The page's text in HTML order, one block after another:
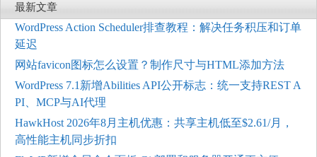
最新文章
WordPress Action Scheduler排查教程：解决任务积压和订单
延迟
网站favicon图标怎么设置？制作尺寸与HTML添加方法
WordPress 7.1新增Abilities API公开标志：统一支持REST A
PI、MCP与AI代理
HawkHost 2026年8月主机优惠：共享主机低至$2.61/月，
高性能主机同步折扣